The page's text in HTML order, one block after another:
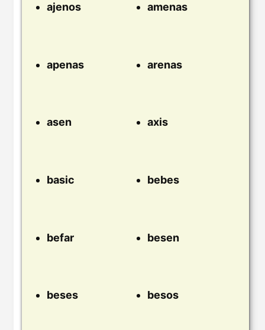
ajenos amenas
apenas arenas
asen axis
basic bebes
befar besen
beses besos